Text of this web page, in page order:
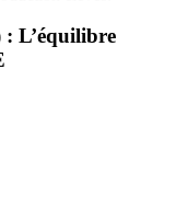
: L’équilibre